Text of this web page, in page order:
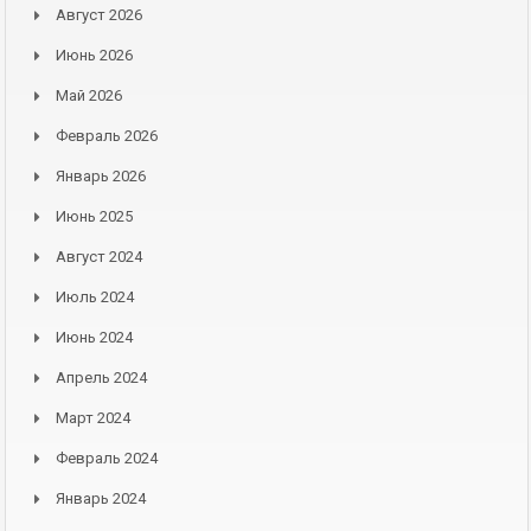
Август 2026
Июнь 2026
Май 2026
Февраль 2026
Январь 2026
Июнь 2025
Август 2024
Июль 2024
Июнь 2024
Апрель 2024
Март 2024
Февраль 2024
Январь 2024